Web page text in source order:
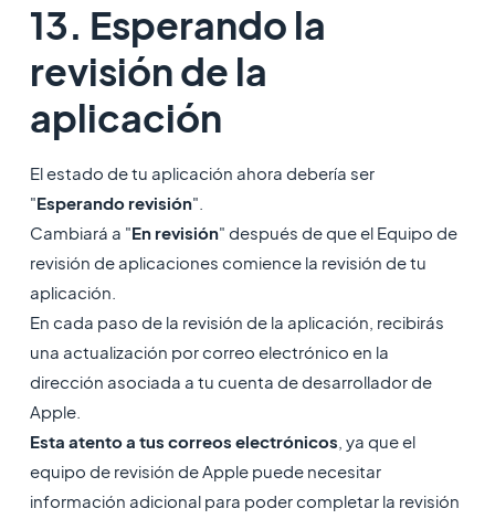
13. Esperando la
revisión de la
aplicación
El estado de tu aplicación ahora debería ser
"Esperando revisión".
Cambiará a "En revisión" después de que el Equipo de
revisión de aplicaciones comience la revisión de tu
aplicación.
En cada paso de la revisión de la aplicación, recibirás
una actualización por correo electrónico en la
dirección asociada a tu cuenta de desarrollador de
Apple.
Esta atento a tus correos electrónicos , ya que el
equipo de revisión de Apple puede necesitar
información adicional para poder completar la revisión